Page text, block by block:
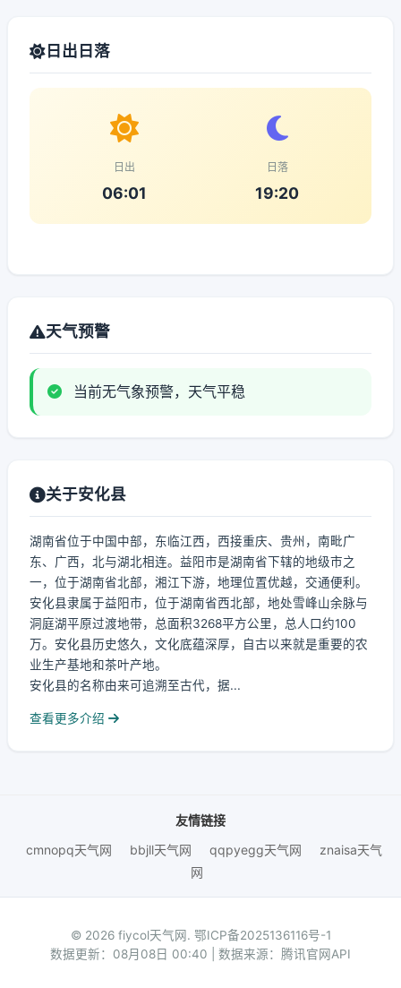
日出日落
日出
06:01
日落
19:20
天气预警
当前无气象预警，天气平稳
关于安化县
湖南省位于中国中部，东临江西，西接重庆、贵州，南毗广
东、广西，北与湖北相连。益阳市是湖南省下辖的地级市之
一，位于湖南省北部，湘江下游，地理位置优越，交通便利。
安化县隶属于益阳市，位于湖南省西北部，地处雪峰山余脉与
洞庭湖平原过渡地带，总面积3268平方公里，总人口约100
万。安化县历史悠久，文化底蕴深厚，自古以来就是重要的农
业生产基地和茶叶产地。
安化县的名称由来可追溯至古代，据...
查看更多介绍
友情链接
cmnopq天气网
bbjll天气网 qqpyegg天气网
znaisa天气
网
© 2026 fiycol天气网. 鄂ICP备2025136116号-1
数据更新：08月08日 00:40 | 数据来源：腾讯官网API